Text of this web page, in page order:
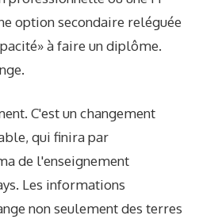
option secondaire reléguée
à faire un diplôme.
C'est un changement
qui finira par
de l'enseignement
Les informations
non seulement des terres